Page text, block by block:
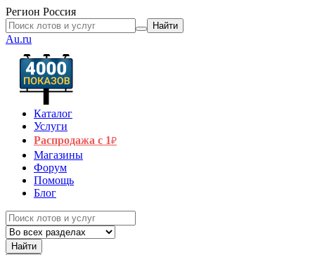
Регион Россия
Найти
Au.ru
Каталог
Услуги
Распродажа с 1₽
Магазины
Форум
Помощь
Блог
Найти